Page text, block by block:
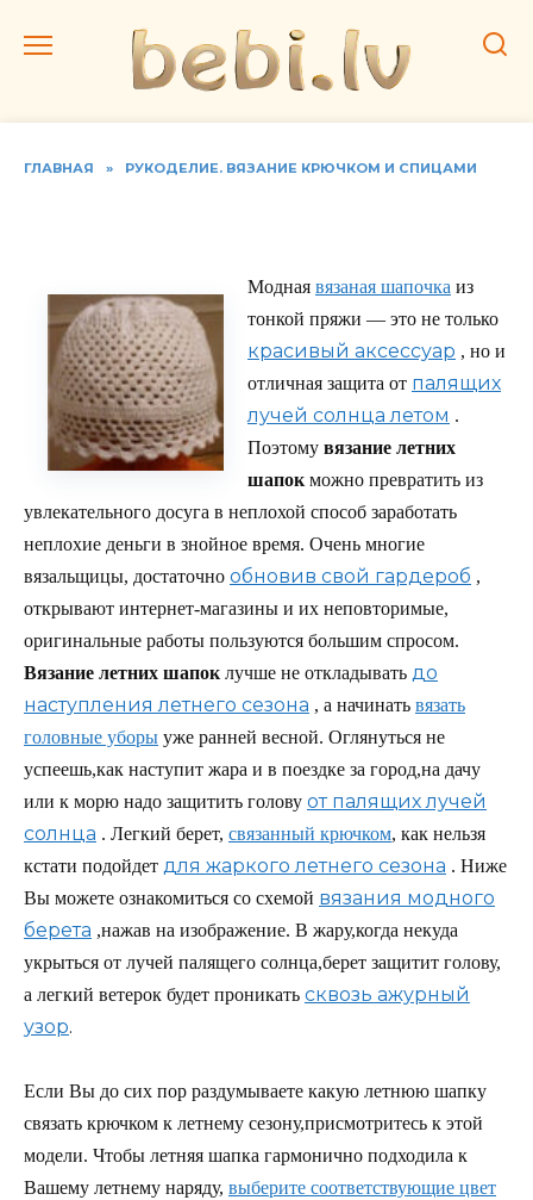
ГЛАВНАЯ » РУКОДЕЛИЕ. ВЯЗАНИЕ КРЮЧКОМ И СПИЦАМИ
Модная вязаная шапочка из
тонкой пряжи — это не только
красивый аксессуар , но и
отличная защита от палящих
лучей солнца летом .
Поэтому вязание летних
шапок можно превратить из
увлекательного досуга в неплохой способ заработать
неплохие деньги в знойное время. Очень многие
вязальщицы, достаточно обновив свой гардероб ,
открывают интернет-магазины и их неповторимые,
оригинальные работы пользуются большим спросом.
Вязание летних шапок лучше не откладывать до
наступления летнего сезона , а начинать вязать
головные уборы уже ранней весной. Оглянуться не
успеешь,как наступит жара и в поездке за город,на дачу
или к морю надо защитить голову от палящих лучей
солнца . Легкий берет, связанный крючком, как нельзя
кстати подойдет для жаркого летнего сезона . Ниже
Вы можете ознакомиться со схемой вязания модного
берета ,нажав на изображение. В жару,когда некуда
укрыться от лучей палящего солнца,берет защитит голову,
а легкий ветерок будет проникать сквозь ажурный
узор.
Если Вы до сих пор раздумываете какую летнюю шапку
связать крючком к летнему сезону,присмотритесь к этой
модели. Чтобы летняя шапка гармонично подходила к
Вашему летнему наряду, выберите соответствующие цвет